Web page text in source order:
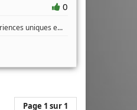
0
uniques e...
Page 1 sur 1